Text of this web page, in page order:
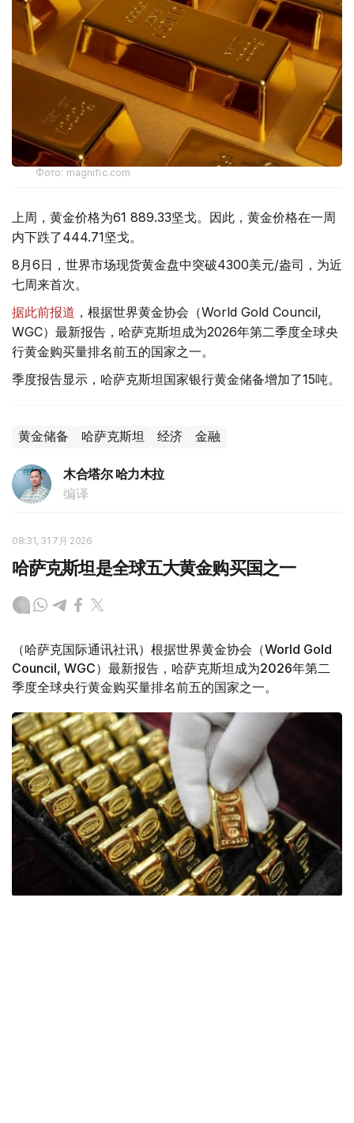
Фото: magnific.com
上周，黄金价格为61 889.33坚戈。因此，黄金价格在一周
内下跌了444.71坚戈。
8月6日，世界市场现货黄金盘中突破4300美元/盎司，为近
七周来首次。
据此前报道 ，根据世界黄金协会（World Gold Council,
WGC）最新报告，哈萨克斯坦成为2026年第二季度全球央
行黄金购买量排名前五的国家之一。
季度报告显示，哈萨克斯坦国家银行黄金储备增加了15吨。
黄金储备 哈萨克斯坦 经济 金融
木合塔尔 哈力木拉
编译
08:31, 31 7月 2026
哈萨克斯坦是全球五大黄金购买国之一
（哈萨克国际通讯社讯）根据世界黄金协会（World Gold
Council, WGC）最新报告，哈萨克斯坦成为2026年第二
季度全球央行黄金购买量排名前五的国家之一。